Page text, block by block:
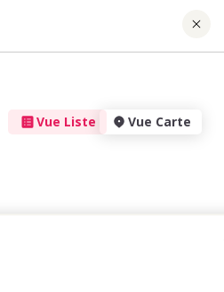
Vue Liste Vue Carte